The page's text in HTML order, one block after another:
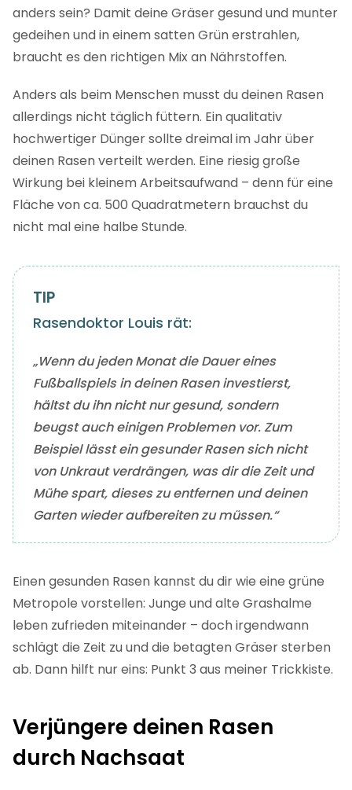
anders sein? Damit deine Gräser gesund und munter
gedeihen und in einem satten Grün erstrahlen,
braucht es den richtigen Mix an Nährstoffen.
Anders als beim Menschen musst du deinen Rasen
allerdings nicht täglich füttern. Ein qualitativ
hochwertiger Dünger sollte dreimal im Jahr über
deinen Rasen verteilt werden. Eine riesig große
Wirkung bei kleinem Arbeitsaufwand – denn für eine
Fläche von ca. 500 Quadratmetern brauchst du
nicht mal eine halbe Stunde.
Rasendoktor Louis rät:
„Wenn du jeden Monat die Dauer eines
Fußballspiels in deinen Rasen investierst,
hältst du ihn nicht nur gesund, sondern
beugst auch einigen Problemen vor. Zum
Beispiel lässt ein gesunder Rasen sich nicht
von Unkraut verdrängen, was dir die Zeit und
Mühe spart, dieses zu entfernen und deinen
Garten wieder aufbereiten zu müssen.“
Einen gesunden Rasen kannst du dir wie eine grüne
Metropole vorstellen: Junge und alte Grashalme
leben zufrieden miteinander – doch irgendwann
schlägt die Zeit zu und die betagten Gräser sterben
ab. Dann hilft nur eins: Punkt 3 aus meiner Trickkiste.
Verjüngere deinen Rasen
durch Nachsaat